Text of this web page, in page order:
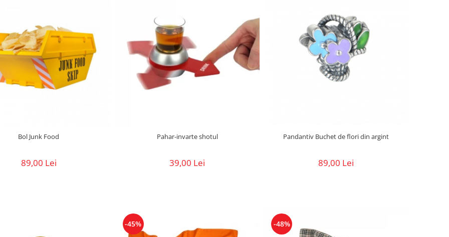
Bol Junk Food
89,00 Lei
Pahar-invarte shotul
39,00 Lei
Pandantiv Buchet de flori din argint
89,00 Lei
-45% -48%